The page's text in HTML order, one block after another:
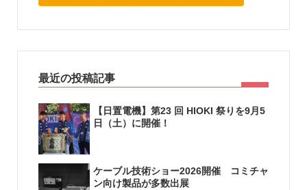
最近の投稿記事
【日置電機】第23 回 HIOKI 祭りを9月5
日（土）に開催！
ケーブル技術ショー2026開催 コミチャ
ン向け製品が多数出展